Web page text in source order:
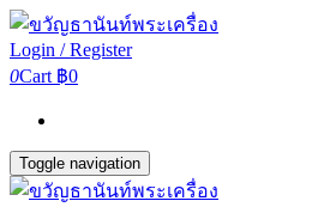
Login / Register
0Cart ฿0
Toggle navigation